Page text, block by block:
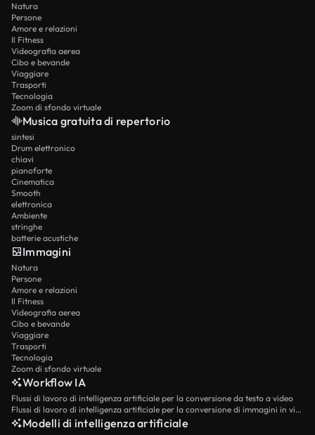
Natura
Persone
Amore e relazioni
Il Fitness
Videografia aerea
Cibo e bevande
Viaggiare
Trasporti
Tecnologia
Zoom di sfondo virtuale
Musica gratuita di repertorio
sintesi
Drum elettronico
chiavi
pianoforte
Cinematica
Smooth
elettronica
Ambiente
stringhe
batterie acustiche
Immagini
Natura
Persone
Amore e relazioni
Il Fitness
Videografia aerea
Cibo e bevande
Viaggiare
Trasporti
Tecnologia
Zoom di sfondo virtuale
Workflow IA
Flussi di lavoro di intelligenza artificiale per la conversione da testo a video
Flussi di lavoro di intelligenza artificiale per la conversione di immagini in video
Modelli di intelligenza artificiale